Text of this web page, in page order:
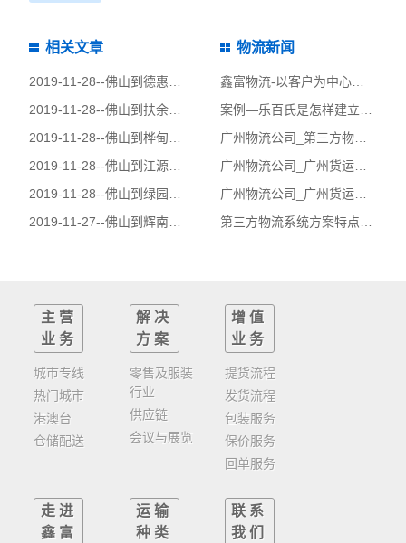
相关文章
2019-11-28--佛山到德惠市物流公司|佛山到德惠市货运公司
2019-11-28--佛山到扶余县物流公司|佛山到扶余县货运公司
2019-11-28--佛山到桦甸市物流公司|佛山到桦甸市货运公司
2019-11-28--佛山到江源县物流公司|佛山到江源县货运公司
2019-11-28--佛山到绿园区物流公司|佛山到绿园区货运公司
2019-11-27--佛山到辉南县物流公司|佛山到辉南县货运公司
物流新闻
鑫富物流-以客户为中心开发第三方物流战略！
案例—乐百氏是怎样建立第三方物流体系的？
广州物流公司_第三方物流项目投标程序_鑫富物流
广州物流公司_广州货运公司_第三方物流与委托代理
广州物流公司_广州货运公司_电子物流需求强劲，快递业”冲锋陷阵”
第三方物流系统方案特点-广州货运公司
主营
业务
城市专线
热门城市
港澳台
仓储配送
解决
方案
零售及服装
行业
供应链
会议与展览
增值
业务
提货流程
发货流程
包装服务
保价服务
回单服务
走进
鑫富
运输
种类
联系
我们